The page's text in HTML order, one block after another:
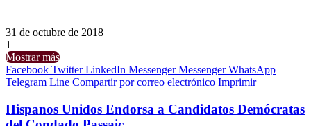
31 de octubre de 2018
1
Mostrar más
Facebook Twitter LinkedIn Messenger Messenger WhatsApp
Telegram Line Compartir por correo electrónico Imprimir
Hispanos Unidos Endorsa a Candidatos Demócratas